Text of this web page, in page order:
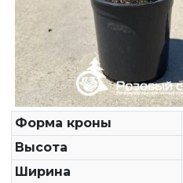
Форма кроны
Высота
Ширина